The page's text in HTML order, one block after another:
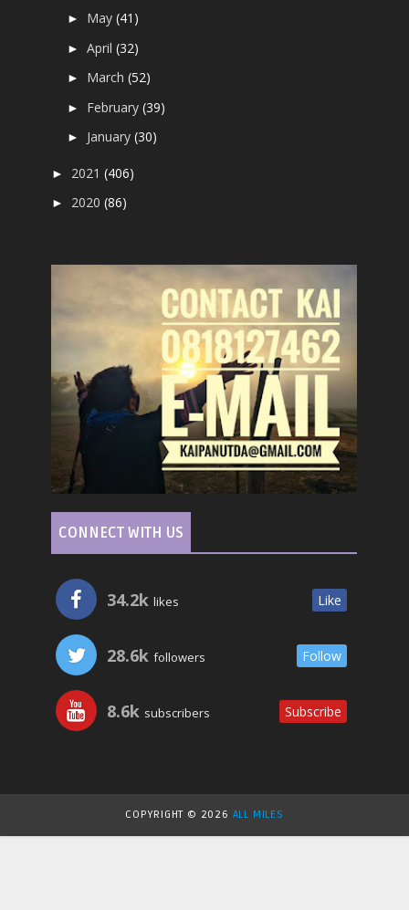
► May(41)
►April(32)
► March(52)
► February(39)
► January(30)
► 2021(406)
► 2020(86)
CONNECT WITH US
34.2k likes Like
28.6k followers Follow
8.6k subscribers Subscribe
COPYRIGHT © 2026 ALL MILES